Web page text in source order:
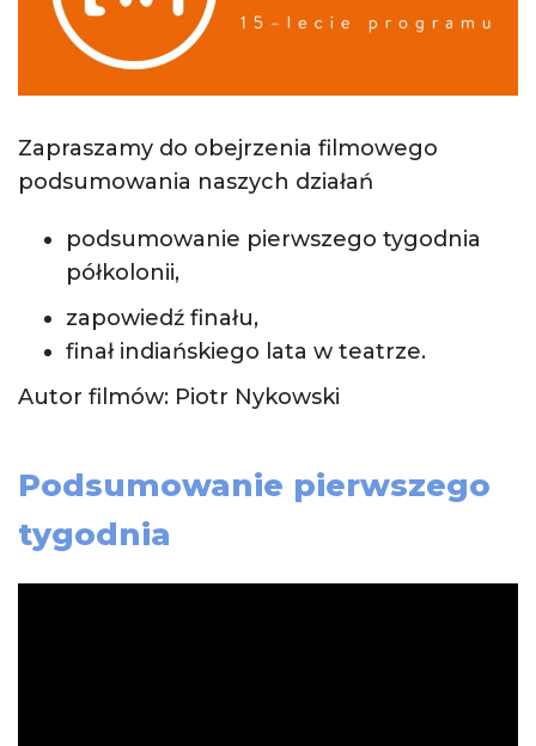
Zapraszamy do obejrzenia filmowego
podsumowania naszych działań
podsumowanie pierwszego tygodnia
półkolonii,
zapowiedź finału,
finał indiańskiego lata w teatrze.
Autor filmów: Piotr Nykowski
Podsumowanie pierwszego
tygodnia